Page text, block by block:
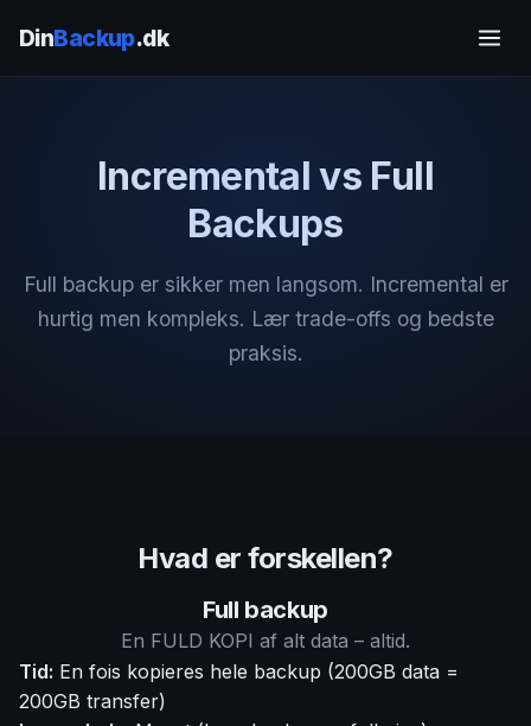
DinBackup.dk
Incremental vs Full
Backups
Full backup er sikker men langsom. Incremental er
hurtig men kompleks. Lær trade-offs og bedste
praksis.
Hvad er forskellen?
Full backup
En FULD KOPI af alt data – altid.
Tid: En fois kopieres hele backup (200GB data =
200GB transfer)